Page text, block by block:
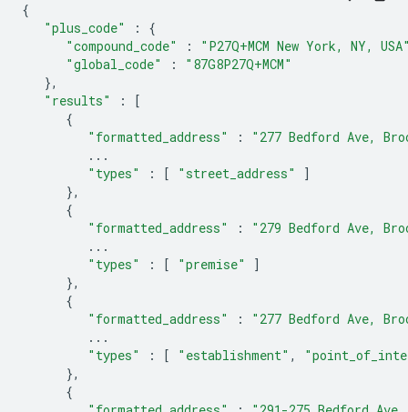
{
"plus_code"
:
{
"compound_code"
:
"P27Q+MCM New York, NY,
"global_code"
:
"87G8P27Q+MCM"
},
"results"
:
[
{
"formatted_address"
:
"277 Bedford Ave,
...
"types"
: [ "street_address"
]
},
{
"formatted_address"
:
"279 Bedford Ave,
...
"types"
: [ "premise"
]
},
{
"formatted_address"
:
"277 Bedford Ave,
...
"types"
: [ "establishment" ,
},
{